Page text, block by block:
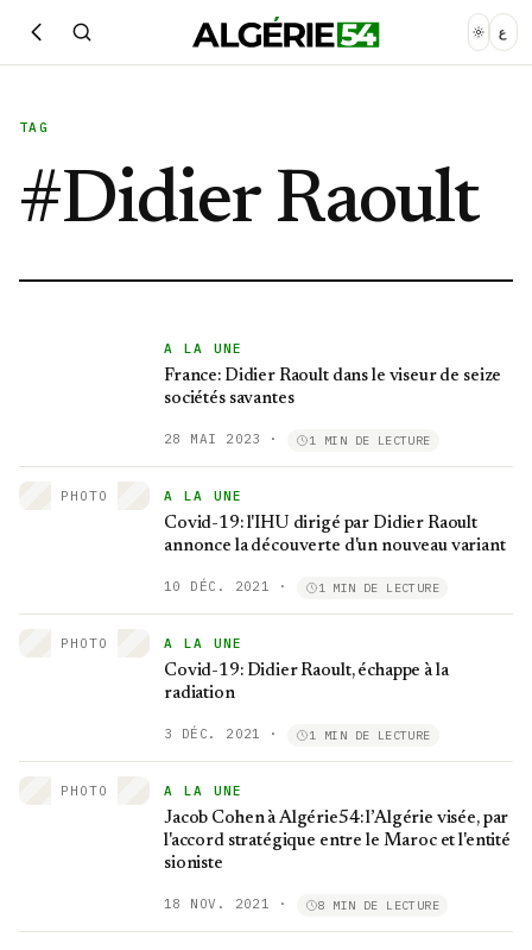
ع
TAG
#Didier Raoult
A LA UNE
France: Didier Raoult dans le viseur de seize
sociétés savantes
28 MAI 2023 · 1 MIN DE LECTURE
PHOTO A LA UNE
Covid-19: l'IHU dirigé par Didier Raoult
annonce la découverte d'un nouveau variant
10 DÉC. 2021 · 1 MIN DE LECTURE
PHOTO A LA UNE
Covid-19: Didier Raoult, échappe à la
radiation
3 DÉC. 2021 · 1 MIN DE LECTURE
PHOTO A LA UNE
Jacob Cohen à Algérie54: l’Algérie visée, par
l'accord stratégique entre le Maroc et l'entité
sioniste
18 NOV. 2021 · 8 MIN DE LECTURE